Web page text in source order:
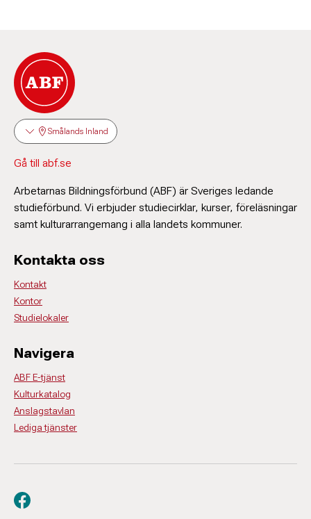
Smålands Inland
Gå till abf.se
Arbetarnas Bildningsförbund (ABF) är Sveriges ledande
studieförbund. Vi erbjuder studiecirklar, kurser, föreläsningar
samt kulturarrangemang i alla landets kommuner.
Kontakta oss
Kontakt
Kontor
Studielokaler
Navigera
ABF E-tjänst
Kulturkatalog
Anslagstavlan
Lediga tjänster
Besök oss på facebook